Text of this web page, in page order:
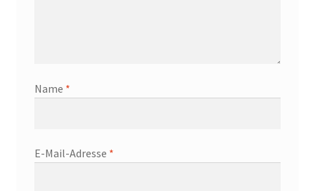
Name *
E-Mail-Adresse *